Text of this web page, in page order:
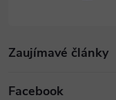
Zaujímavé články
Facebook